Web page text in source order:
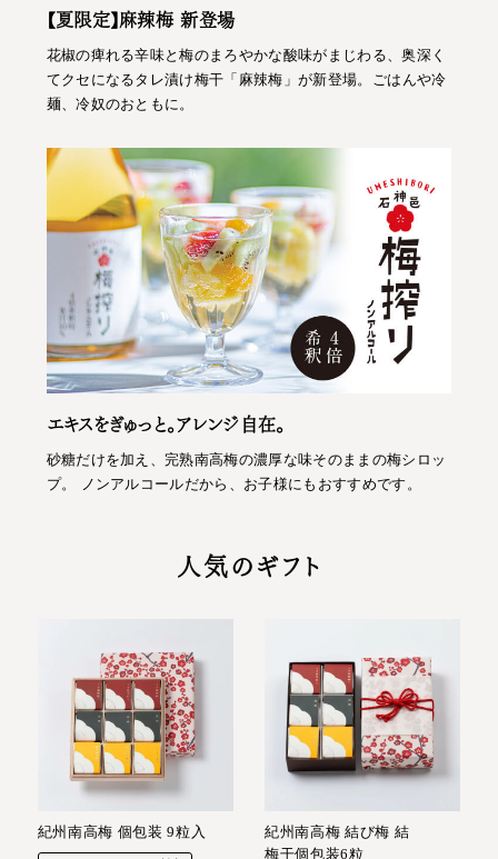
【夏限定】麻辣梅 新登場
花椒の痺れる辛味と梅のまろやかな酸味がまじわる、奥深く
てクセになるタレ漬け梅干「麻辣梅」が新登場。ごはんや冷
麺、冷奴のおともに。
エキスをぎゅっと。アレンジ自在。
砂糖だけを加え、完熟南高梅の濃厚な味そのままの梅シロッ
プ。 ノンアルコールだから、お子様にもおすすめです。
人気のギフト
紀州南高梅 個包装 9粒入
紀州南高梅 結び梅 結
梅干個包装6粒